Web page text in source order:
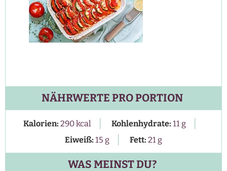
NÄHRWERTE PRO PORTION
Kalorien: 290kcal | Kohlenhydrate: 11g |
Eiweiß: 15 g | Fett: 21g
WAS MEINST DU?